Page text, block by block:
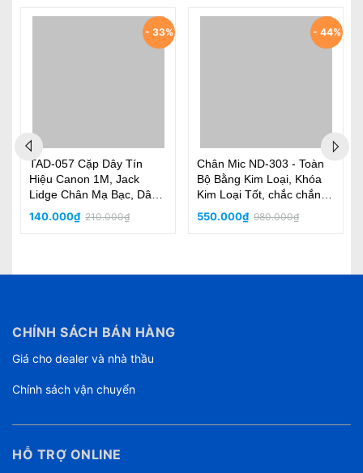
- 33%
TAD-057 Cặp Dây Tín
Hiệu Canon 1M, Jack
Lidge Chân Mạ Bạc, Dây
Chóng Nhiễu, Siêu Sạch
140.000₫ 210.000₫
- 44%
Chân Mic ND-303 - Toàn
Bộ Bằng Kim Loại, Khóa
Kim Loại Tốt, chắc chắn,
bền, thân micro đường
kính 2.5cm
550.000₫ 980.000₫
CHÍNH SÁCH BÁN HÀNG
Giá cho dealer và nhà thầu
Chính sách vận chuyển
HỖ TRỢ ONLINE